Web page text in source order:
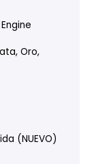
Oro,
(NUEVO)